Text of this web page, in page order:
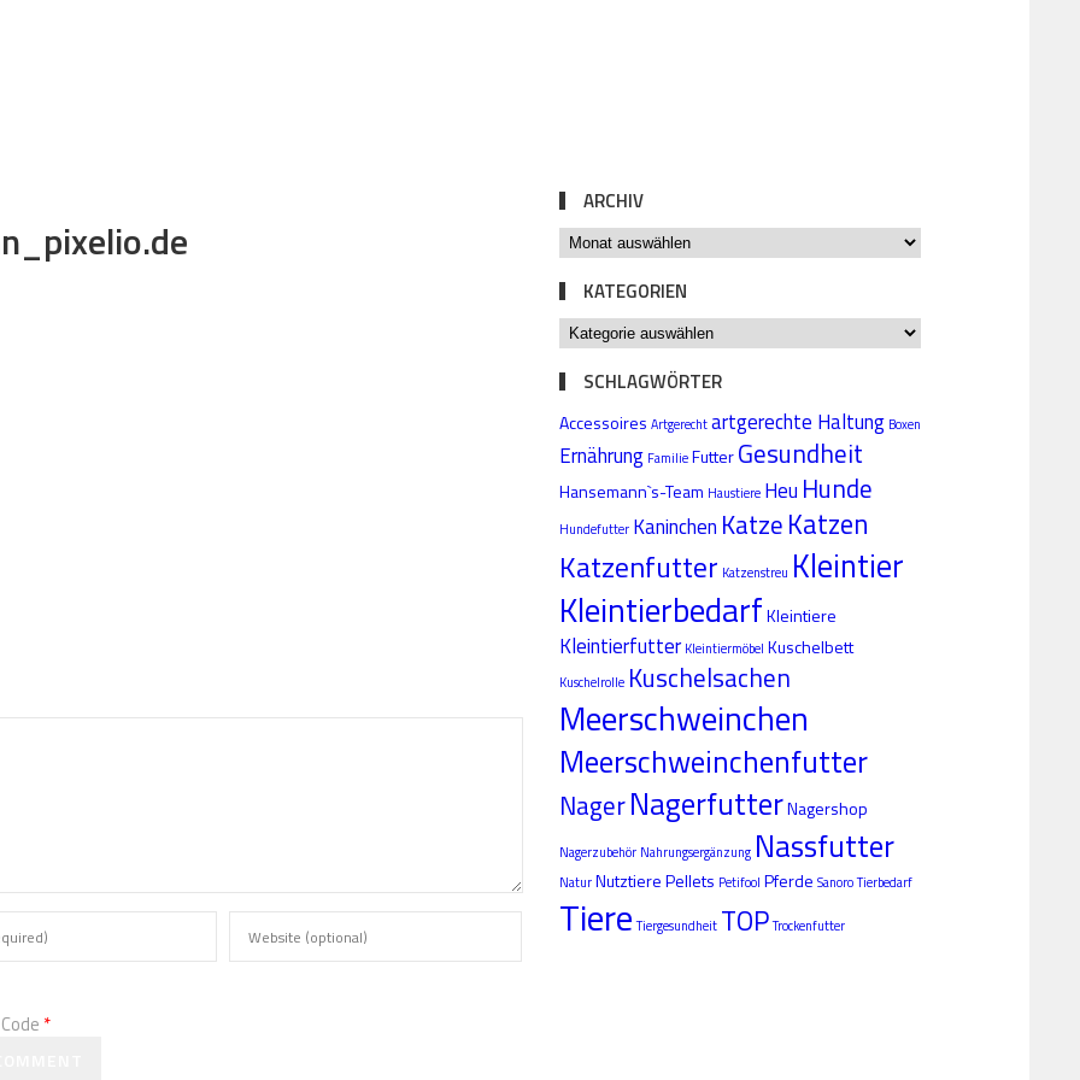
*
ARCHIV
KATEGORIEN
SCHLAGWÖRTER
Accessoires Artgerechtartgerechte Haltung Boxen
Ernährung FamilieFutterGesundheit
Hansemann`s-Team Haustiere Heu Hunde
Hundefutter Kaninchen KatzeKatzen
Katzenfutter Katzenstreu Kleintier
KleintierbedarfKleintiere
Kleintierfutter Kleintiermöbel Kuschelbett
Kuschelrolle Kuschelsachen
Meerschweinchen
Meerschweinchenfutter
NagerNagerfutterNagershop
Nagerzubehör Nahrungsergänzung Nassfutter
NaturNutztierePellets Petifool Pferde SanoroTierbedarf
Tiere Tiergesundheit TOPTrockenfutter